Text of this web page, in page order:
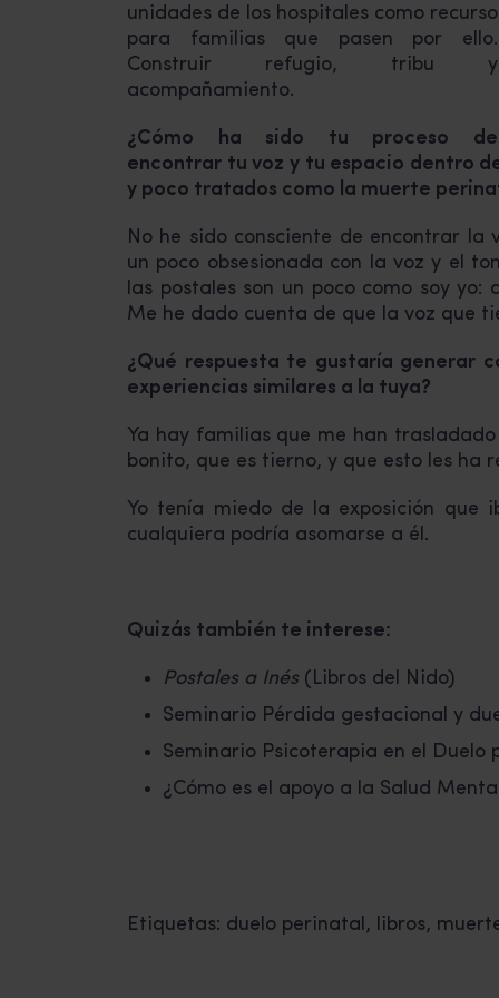
unidades de los hospitales como recurso
para familias que pasen por ello.
Construir refugio, tribu y
acompañamiento.
¿Cómo ha sido tu proceso de
encontrar tu voz y tu espacio dentro
y poco tratados como la muerte
No he sido consciente de encontrar la
un poco obsesionada con la voz y el
las postales son un poco como soy
Me he dado cuenta de que la voz que
¿Qué respuesta te gustaría generar
experiencias similares a la tuya?
Ya hay familias que me han
bonito, que es tierno, y que esto les ha
Yo tenía miedo de la exposición que
cualquiera podría asomarse a él.
Quizás también te interese:
Postales a Inés (Libros del Nido)
Seminario Pérdida gestacional y
Seminario Psicoterapia en el Duelo
¿Cómo es el apoyo a la Salud
Etiquetas: duelo perinatal, libros,